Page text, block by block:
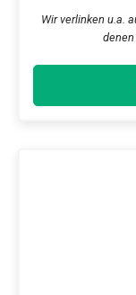
Wir verlinken u.a.
denen